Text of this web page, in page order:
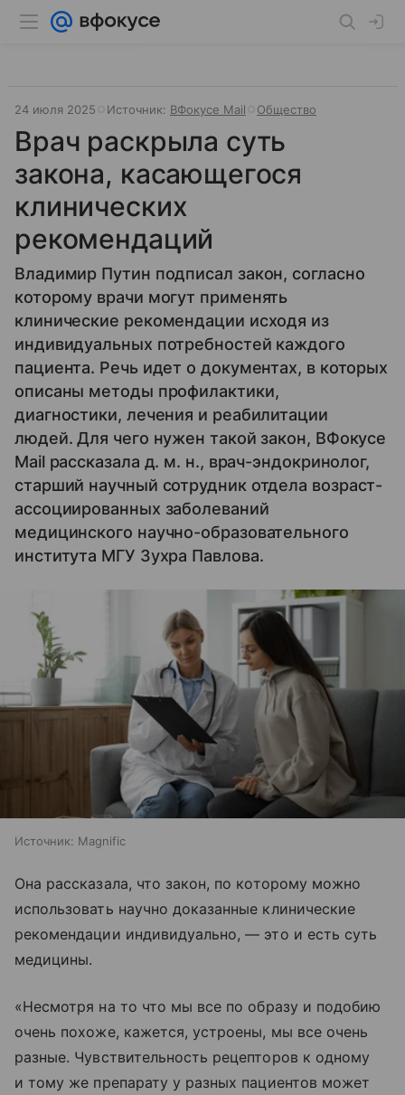
24 июля 2025 Источник: ВФокусе Mail Общество
Врач раскрыла суть
закона, касающегося
клинических
рекомендаций
Владимир Путин подписал закон, согласно
которому врачи могут применять
клинические рекомендации исходя из
индивидуальных потребностей каждого
пациента. Речь идет о документах, в которых
описаны методы профилактики,
диагностики, лечения и реабилитации
людей. Для чего нужен такой закон, ВФокусе
Mail рассказала д. м. н., врач-эндокринолог,
старший научный сотрудник отдела возраст-
ассоциированных заболеваний
медицинского научно-образовательного
института МГУ Зухра Павлова.
Источник: Magnific
Она рассказала, что закон, по которому можно
использовать научно доказанные клинические
рекомендации индивидуально, — это и есть суть
медицины.
«Несмотря на то что мы все по образу и подобию
очень похоже, кажется, устроены, мы все очень
разные. Чувствительность рецепторов к одному
и тому же препарату у разных пациентов может